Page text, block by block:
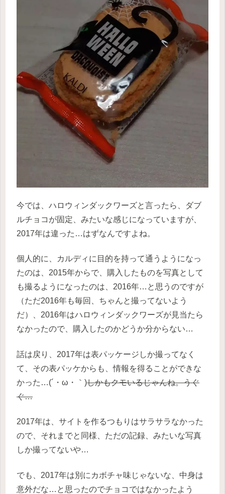
今では、ハロウィンダックワーズと言ったら、ダブ
ルチョコが固定、みたいな感じになっていますが、
2017年は違った…はずなんですよね。
個人的に、カルディに目的を持って通うようになっ
たのは、2015年からで、購入したものを写真として
も撮るようになったのは、2016年…と思うのですが
（ただ2016年も毎回、ちゃんと撮ってないよう
だ）、2016年はハロウィンダックワーズが見当たら
なかったので、購入したのかどうか分からない…
話は戻り、2017年は表パッケージしか撮ってなく
て、その表パッケからも、情報を得ることができな
かった…(´・ω・｀)しかもクモいるじゃんね。うぐ
ぐ…
2017年は、サイトを作るつもりはサラサラなかった
ので、それまでと同様、ただの記録、みたいな写真
しか撮ってないや…
でも、2017年は別にカボチャ味じゃないな、中身は
意外だな…と思ったのでチョコではなかったよう